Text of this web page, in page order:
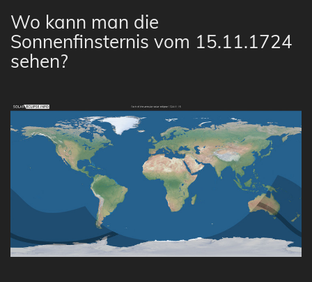
Wo kann man die
Sonnenfinsternis vom 15.11.1724
sehen?